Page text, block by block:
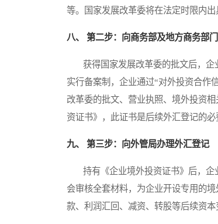
等。国家发展改革委将在法定时限内出
八、 第二步：向商务部及地方商务部
获得国家发展改革委的批文后，企
实行备案制，企业通过“对外投资合作
改革委的批文、营业执照、境外投资
资证书》，此证书是后续外汇登记的必
九、 第三步：向外管局办理外汇登记
持有《企业境外投资证书》后，企
会审核全套材料，为企业开设专用的
款、利润汇回、减资、转股等后续资本